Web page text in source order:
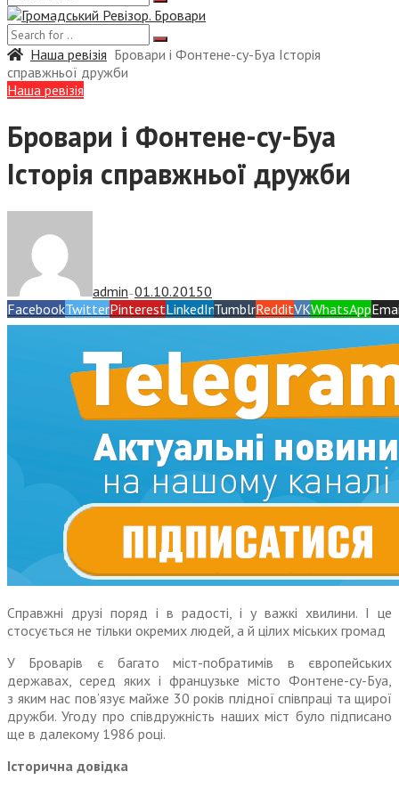
Наша ревізія Бровари і Фонтене-су-Буа Історія
справжньої дружби
Наша ревізія
Бровари і Фонтене-су-Буа
Історія справжньої дружби
admin —01.10.20150
FacebookTwitterPinterestLinkedInTumblrRedditVKWhatsApp
Справжні друзі поряд і в радості, і у важкі хвилини. І це
стосується не тільки окремих людей, а й цілих міських громад
У Броварів є багато міст-побратимів в європейських
державах, серед яких і французьке місто Фонтене-су-Буа,
з яким нас пов’язує майже 30 років плідної співпраці та щирої
дружби. Угоду про співдружність наших міст було підписано
ще в далекому 1986 році.
Історична довідка